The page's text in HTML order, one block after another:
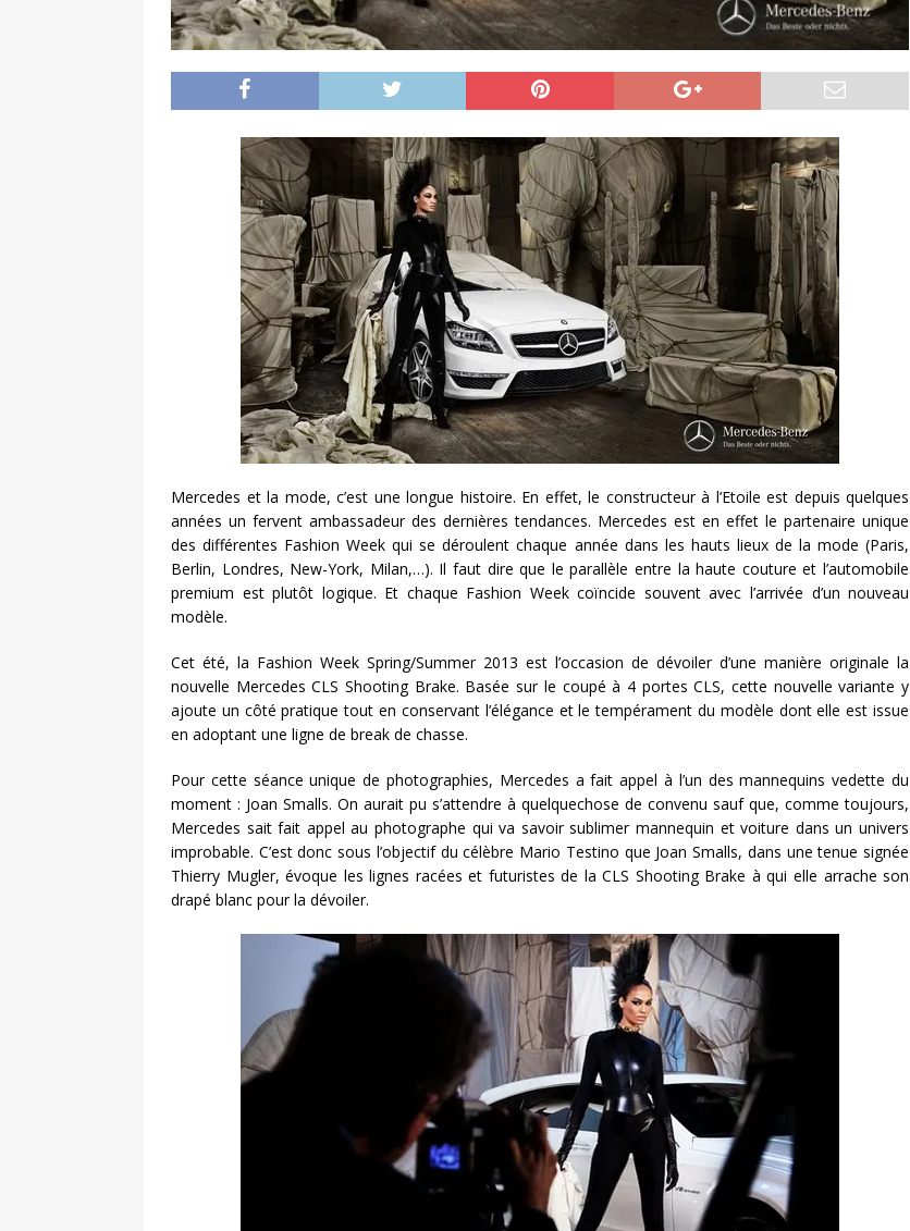
Mercedes et la mode, c’est une longue histoire. En effet, le constructeur à l’Etoile est depuis quelques
années un fervent ambassadeur des dernières tendances. Mercedes est en effet le partenaire unique
des différentes Fashion Week qui se déroulent chaque année dans les hauts lieux de la mode (Paris,
Berlin, Londres, New-York, Milan,…). Il faut dire que le parallèle entre la haute couture et l’automobile
premium est plutôt logique. Et chaque Fashion Week coïncide souvent avec l’arrivée d’un nouveau
modèle.
Cet été, la Fashion Week Spring/Summer 2013 est l’occasion de dévoiler d’une manière originale la
nouvelle Mercedes CLS Shooting Brake. Basée sur le coupé à 4 portes CLS, cette nouvelle variante y
ajoute un côté pratique tout en conservant l’élégance et le tempérament du modèle dont elle est issue
en adoptant une ligne de break de chasse.
Pour cette séance unique de photographies, Mercedes a fait appel à l’un des mannequins vedette du
moment : Joan Smalls. On aurait pu s’attendre à quelquechose de convenu sauf que, comme toujours,
Mercedes sait fait appel au photographe qui va savoir sublimer mannequin et voiture dans un univers
improbable. C’est donc sous l’objectif du célèbre Mario Testino que Joan Smalls, dans une tenue signée
Thierry Mugler, évoque les lignes racées et futuristes de la CLS Shooting Brake à qui elle arrache son
drapé blanc pour la dévoiler.